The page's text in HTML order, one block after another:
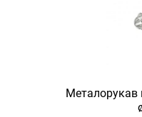
Металорукав